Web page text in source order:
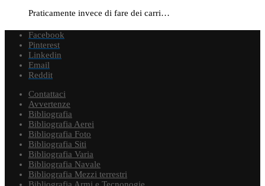
Praticamente invece di fare dei carri…
Facebook
Pinterest
Linkedin
Email
Reddit
Contattaci
Avvertenze
Bibliografia
Bibliografia Aerei
Bibliografia Foto
Bibliografia Siti
Bibliografia Varia
Bibliografia Navale
Bibliografia Mezzi terrestri